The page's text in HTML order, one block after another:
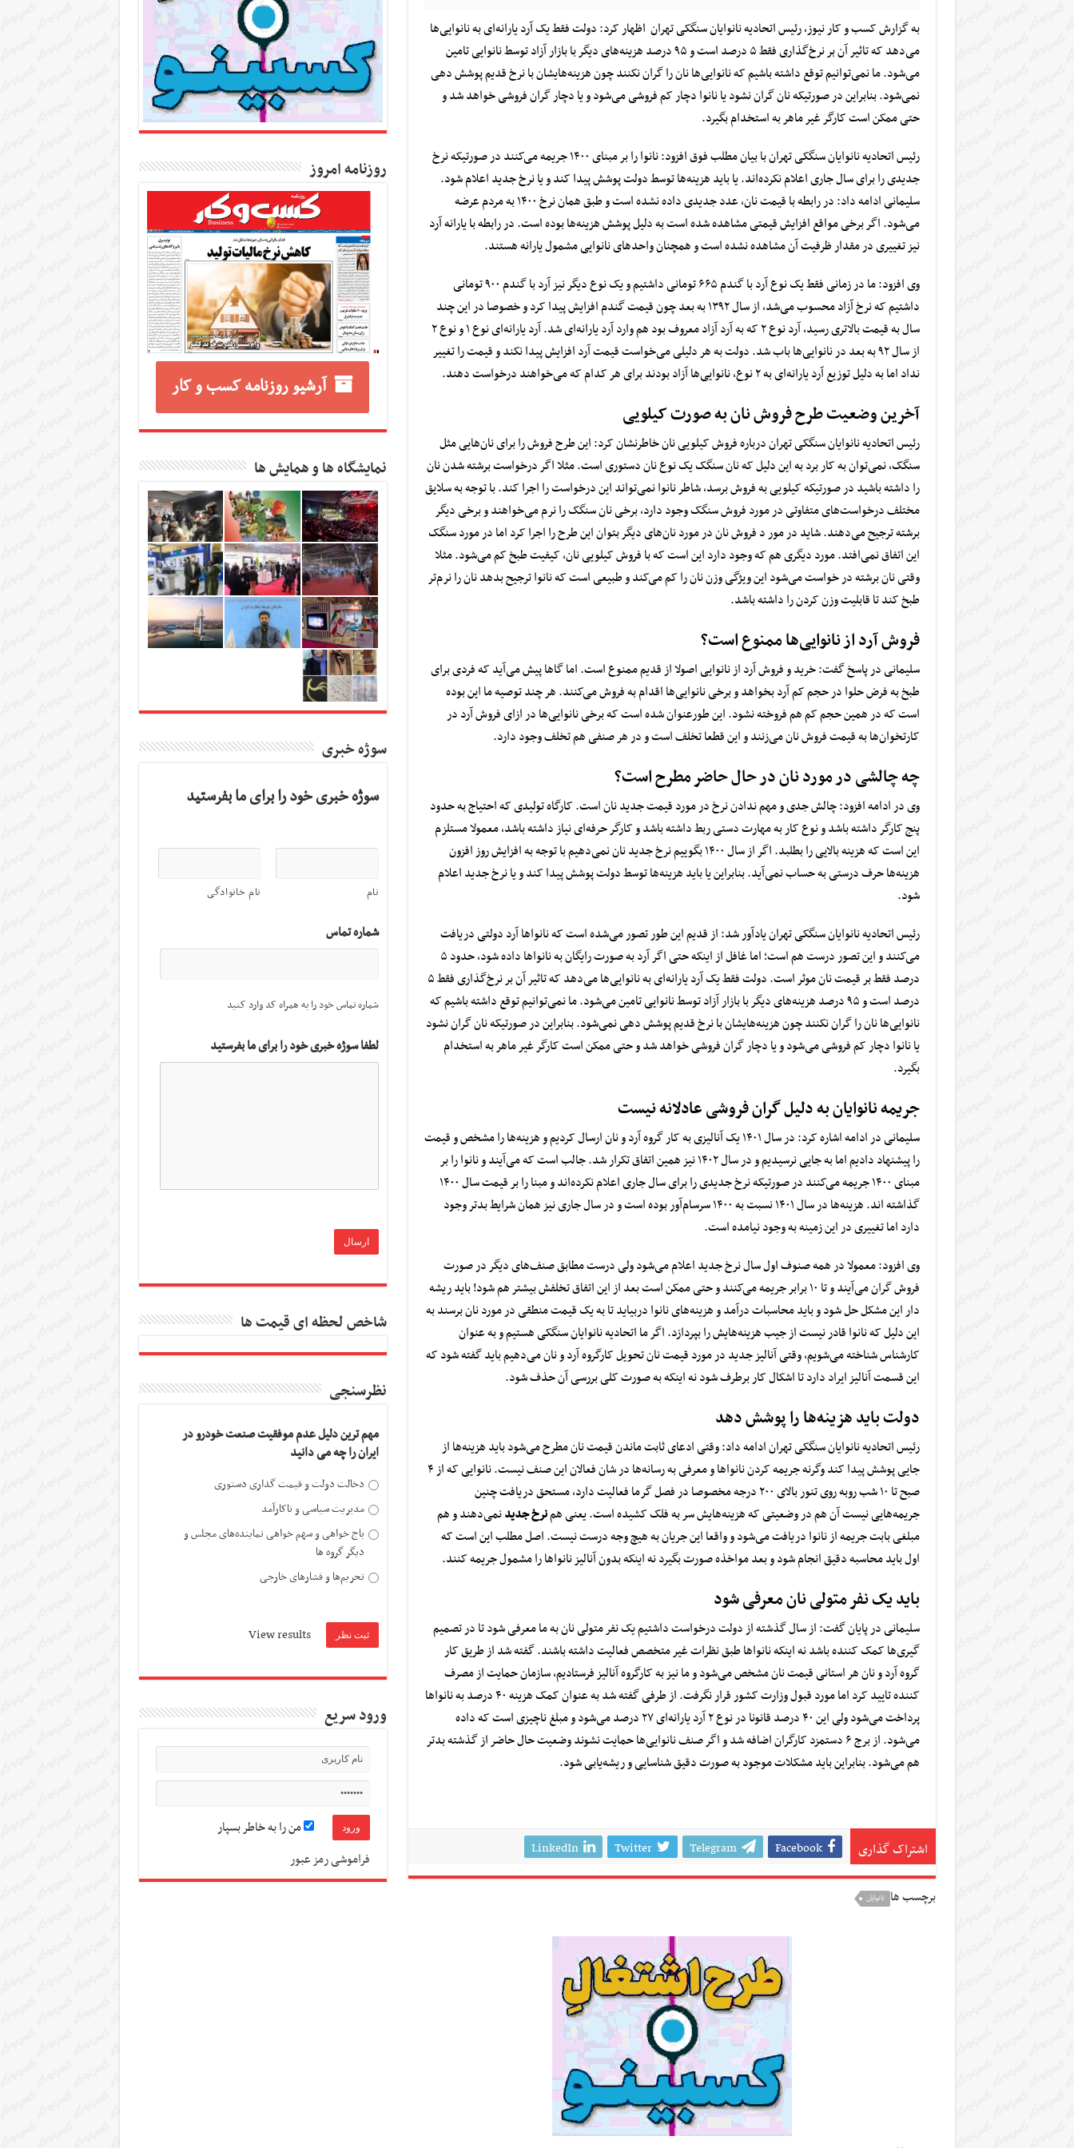
به گزارش کسب و کار نیوز، رئیس اتحادیه نانوایان سنگکی تهران اظهار کرد: دولت فقط یک آرد یارانه‌ای به نانوایی‌ها
می‌دهد که تاثیر آن بر نرخ‌گذاری فقط ۵ درصد است و ۹۵ درصد هزینه‌های دیگر با بازار آزاد توسط نانوایی تامین
می‌شود. ما نمی‌توانیم توقع داشته باشیم که نانوایی‌ها نان را گران نکنند چون هزینه‌هایشان با نرخ قدیم پوشش دهی
نمی‌شود. بنابراین در صورتیکه نان گران نشود یا نانوا دچار کم فروشی می‌شود و یا دچار گران فروشی خواهد شد و
حتی ممکن است کارگر غیر ماهر به استخدام بگیرد.
رئیس اتحادیه نانوایان سنگکی تهران با بیان مطلب فوق افزود: نانوا را بر مبنای ۱۴۰۰ جریمه می‌کنند در صورتیکه نرخ
جدیدی را برای سال جاری اعلام نکرده‌اند. یا باید هزینه‌ها توسط دولت پوشش پیدا کند و یا نرخ جدید اعلام شود.
سلیمانی ادامه داد: در رابطه با قیمت نان، عدد جدیدی داده نشده است و طبق همان نرخ ۱۴۰۰ به مردم عرضه
می‌شود. اگر برخی مواقع افزایش قیمتی مشاهده شده است به دلیل پوشش هزینه‌ها بوده است. در رابطه با یارانه آرد
نیز تغییری در مقدار ظرفیت آن مشاهده نشده است و همچنان واحدهای نانوایی مشمول یارانه هستند.
وی افزود: ما در زمانی فقط یک نوع آرد با گندم ۶۶۵ تومانی داشتیم و یک نوع دیگر نیز آرد با گندم ۹۰۰ تومانی
داشتیم که نرخ آزاد محسوب می‌شد، از سال ۱۳۹۲ به بعد چون قیمت گندم افزایش پیدا کرد و خصوصا در این چند
سال به قیمت بالاتری رسید، آرد نوع ۲ که به آرد آزاد معروف بود هم وارد آرد یارانه‌ای شد. آرد یارانه‌ای نوع ۱ و نوع ۲
از سال ۹۲ به بعد در نانوایی‌ها باب شد. دولت به هر دلیلی می‌خواست قیمت آرد افزایش پیدا نکند و قیمت را تغییر
نداد اما به دلیل توزیعآرد یارانه‌ایبه ۲ نوع، نانوایی‌ها آزاد بودند برای هر کدام که می‌خواهند درخواست دهند.
آخرین وضعیت طرح فروش نان به صورت کیلویی
رئیس اتحادیهنانوایان سنگکیتهران درباره فروش کیلویی نان خاطرنشان کرد: این طرح فروش را برای نان‌هایی مثل
سنگک، نمی‌توان به کار برد به این دلیل که نان سنگک یک نوع نان دستوری است. مثلا اگر درخواست برشته شدن نان
را داشته باشید در صورتیکه کیلویی به فروش برسد، شاطر نانوا نمی‌تواند این درخواست را اجرا کند. با توجه به سلایق
مختلف درخواست‌های متفاوتی در مورد فروش سنگک وجود دارد، برخی نان سنگک را نرم می‌خواهند و برخی دیگر
برشته ترجیح می‌دهند. شاید در مور د فروش نان در مورد نان‌های دیگر بتوان این طرح را اجرا کرد اما در مورد سنگک
این اتفاق نمی‌افتد. مورد دیگری هم که وجود دارد این است که با فروش کیلویی نان، کیفیت طبخ کم می‌شود. مثلا
وقتی نان برشته در خواست می‌شود این ویژگی وزن نان را کم می‌کند و طبیعی است که نانوا ترجیح بدهد نان را نرم‌تر
طبخ کند تا قابلیت وزن کردن را داشته باشد.
فروش آرد از نانوایی‌ها ممنوع است؟
سلیمانی در پاسخ گفت: خرید و فروش آرد از نانوایی اصولا از قدیم ممنوع است. اما گاها پیش می‌آید که فردی برای
طبخ به فرض حلوا در حجم کم آرد بخواهد و برخی نانوایی‌ها اقدام به فروش می‌کنند. هر چند توصیه ما این بوده
است که در همین حجم کم هم فروخته نشود. این طورعنوان شده است که برخی نانوایی‌ها در ازای فروش آرد در
کارتخوان‌ها به قیمت فروش نان می‌زنند و این قطعا تخلف است و در هر صنفی هم تخلف وجود دارد.
چه چالشی در مورد نان در حال حاضر مطرح است؟
وی در ادامه افزود: چالش جدی و مهم ندادن نرخ در مورد قیمت جدید نان است. کارگاه تولیدی که احتیاج به حدود
پنج کارگر داشته باشد و نوع کار به مهارت دستی ربط داشته باشد و کارگر حرفه‌ای نیاز داشته باشد، معمولا مستلزم
این است که هزینه بالایی را بطلبد. اگر از سال ۱۴۰۰ بگوییم نرخ جدید نان نمی‌دهیم با توجه به افزایش روز افزون
هزینه‌ها حرف درستی به حساب نمی‌آید. بنابراین یا باید هزینه‌ها توسط دولت پوشش پیدا کند و یا نرخ جدید اعلام
شود.
رئیس اتحادیه نانوایان سنگکی تهران یادآور شد: از قدیم این طور تصور می‌شده است که نانواها آرد دولتی دریافت
می‌کنند و این تصور درست هم است؛ اما غافل از اینکه حتی اگر آرد به صورت رایگان به نانواها داده شود، حدود ۵
درصد فقط بر قیمت نان موثر است. دولت فقط یک آرد یارانه‌ای به نانوایی‌ها می‌دهد که تاثیر آن بر نرخ‌گذاری فقط ۵
درصد است و ۹۵ درصد هزینه‌های دیگر با بازار آزاد توسط نانوایی تامین می‌شود. ما نمی‌توانیم توقع داشته باشیم که
نانوایی‌ها نان را گران نکنند چون هزینه‌هایشان با نرخ قدیم پوشش دهی نمی‌شود. بنابراین در صورتیکه نان گران نشود
یا نانوا دچار کم فروشی می‌شود و یا دچار گران فروشی خواهد شد و حتی ممکن است کارگر غیر ماهر به استخدام
بگیرد.
جریمه نانوایان به دلیل گران فروشی عادلانه نیست
سلیمانی در ادامه اشاره کرد: در سال ۱۴۰۱ یک آنالیزی به کار گروه آردو نان ارسال کردیم و هزینه‌ها را مشخص و قیمت
را پیشنهاد دادیم اما به جایی نرسیدیم و در سال ۱۴۰۲ نیز همین اتفاق تکرار شد. جالب است که می‌آیند و نانوا را بر
مبنای ۱۴۰۰ جریمه می‌کنند در صورتیکه نرخ جدیدی را برای سال جاری اعلام نکرده‌اند و مبنا را بر قیمت سال ۱۴۰۰
گذاشته اند. هزینه‌ها در سال ۱۴۰۱ نسبت به ۱۴۰۰ سرسام‌آور بوده است و در سال جاری نیز همان شرایط بدتر وجود
دارد اما تغییری در این زمینه به وجود نیامده است.
وی افزود: معمولا در همه صنوف اول سال نرخ جدید اعلام می‌شود ولی درست مطابق صنف‌های دیگر در صورت
فروش گران می‌آیند و تا ۱۰ برابر
جریمهمی‌کنند و حتی ممکن است بعد از این اتفاق تخلفش بیشتر هم شود! باید ریشه
دار این مشکل حل شود و باید محاسبات درآمد و هزینه‌های نانوا دربیاید تا به یک قیمت منطقی در مورد نان برسند به
این دلیل که نانوا قادر نیست از جیب هزینه‌هایش را بپردازد. اگر ما اتحادیه نانوایان سنگکی هستیم و به عنوان
کارشناس شناخته می‌شویم، وقتی آنالیز جدید در مورد قیمت نان تحویل کارگروه آرد و نان می‌دهیم باید گفته شود که
این قسمت آنالیز ایراد دارد تا اشکال کار برطرف شود نه اینکه به صورت کلی بررسی آن حذف شود.
دولت باید هزینه‌ها را پوشش دهد
رئیس اتحادیه نانوایان سنگکی تهران ادامه داد: وقتی ادعای ثابت ماندن قیمت نان مطرح می‌شود باید هزینه‌ها از
جایی پوشش پیدا کند وگرنه جریمه کردن نانواها و معرفی به رسانه‌ها در شان فعالان این صنف نیست. نانوایی که از ۴
صبح تا ۱۰ شب روبه روی تنور بالای ۲۰۰ درجه مخصوصا در فصل گرما فعالیت دارد، مستحق دریافت چنین
جریمه‌هایی نیست آن هم در وضعیتی که هزینه‌هایش سر به فلک کشیده است. یعنی همنرخ جدیدنمی‌دهند و هم
مبلغی بابت جریمه از نانوا دریافت می‌شود و واقعا این جریان به هیچ وجه درست نیست. اصل مطلب این است که
اول باید محاسبه دقیق انجام شود و بعد مواخذه صورت بگیرد نه اینکه بدون آنالیز نانواها را مشمول جریمه کنند.
باید یک نفر متولی نان معرفی شود
سلیمانی در پایان گفت: از سال گذشته از دولت درخواست داشتیم یک نفر متولی نان به ما معرفی شود تا در تصمیم
گیری‌ها کمک کننده باشد نه اینکه نانواها طبق نظرات غیر متخصص فعالیت داشته باشند. گفته شد از طریق کار
گروه آرد و نان هر استانی قیمت نان مشخص می‌شود و ما نیز به کارگروه آنالیز فرستادیم، سازمان حمایت از مصرف
کننده تایید کرد اما مورد قبول وزارت کشور قرار نگرفت. از طرفی گفته شد به عنوان کمک هزینه ۴۰ درصد به نانواها
پرداخت می‌شود ولی این ۴۰ درصد قانونا در نوع ۲ آرد یارانه‌ای ۲۷ درصد می‌شود و مبلغ ناچیزی است که داده
می‌شود. از برج ۶ دستمزد کارگران اضافه شد و اگر صنف نانوایی‌ها حمایت نشوند وضعیت حال حاضر از گذشته بدتر
هم می‌شود. بنابراین باید مشکلات موجود به صورت دقیق شناسایی و ریشه‌یابی شود.
اشتراک گذاری Facebook
Telegram
Twitter
LinkedIn
برچسب ها نانوایان
روزنامه امروز
آرشیو روزنامه کسب و کار
نمایشگاه ها و همایش ها
سوژه خبری
سوژه خبری خود را برای ما بفرستید
نام نام خانوادگی
شماره تماس
شماره تماس خود را به همراه کد وارد کنید
لطفا سوژه خبری خود را برای ما بفرستید
شاخص لحظه ای قیمت ها
نظرسنجی
مهم ترین دلیل عدم موفقیت صنعت خودرو در
ایران را چه می دانید
دخالت دولت و قیمت گذاری دستوری
مدیریت سیاسی و ناکارآمد
باج خواهی و سهم خواهی نماینده‌های مجلس و
دیگر گروه ها
تحریم‌ها و فشارهای خارجی
View results
ورود سریع
من را به خاطر بسپار
فراموشی رمز عبور